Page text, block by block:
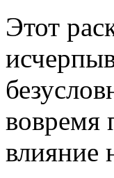
Этот
вовремя
влияние